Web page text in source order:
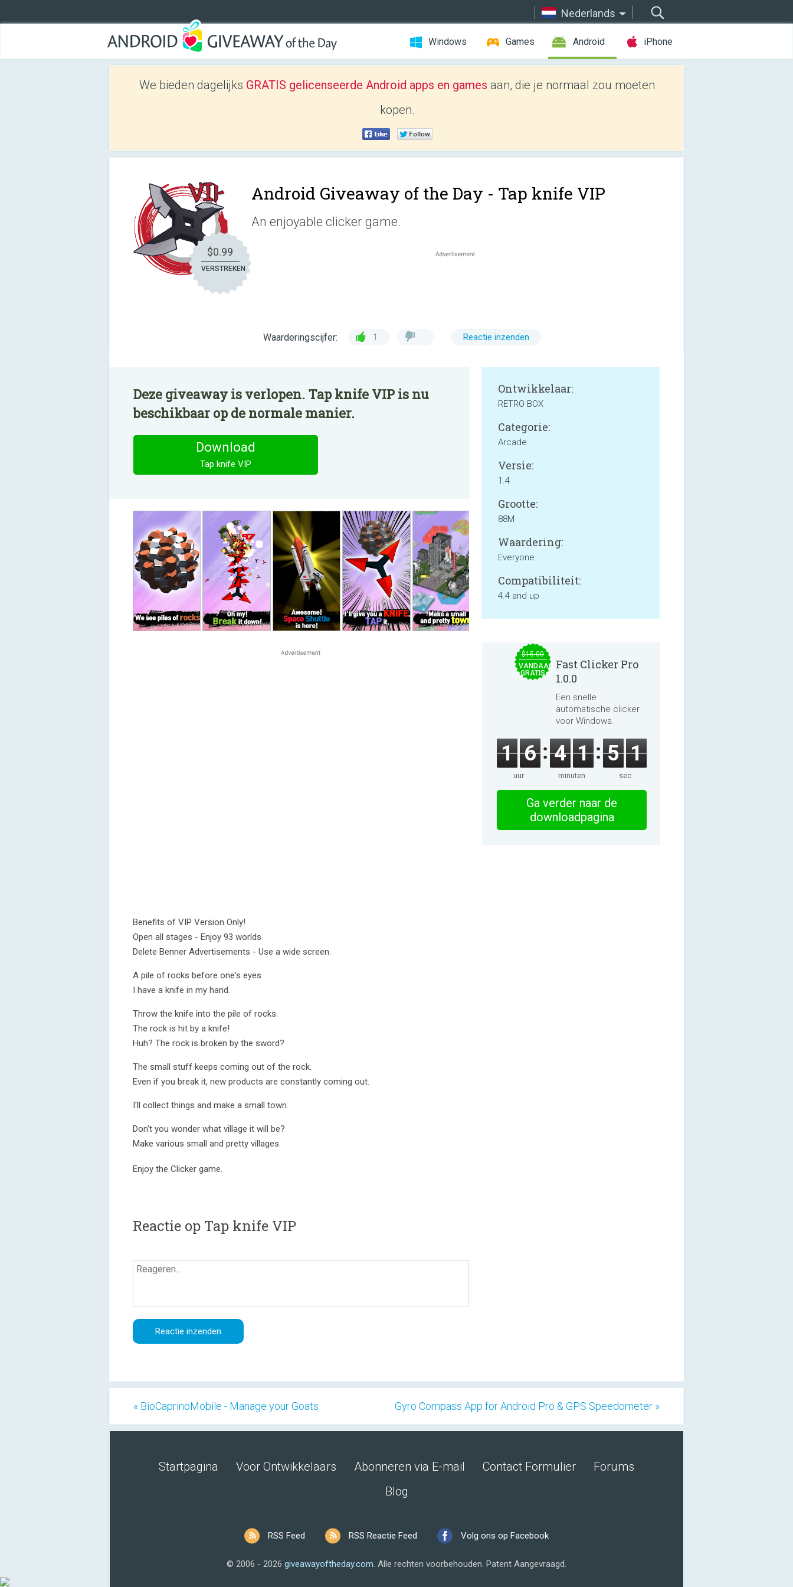
Nederlands
Windows Games Android iPhone
We bieden dagelijks GRATIS gelicenseerde Android apps en games aan, die je normaal zou moeten
kopen.
$0.99
VERSTREKEN
Android Giveaway of the Day - Tap knife VIP
An enjoyable clicker game.
Waarderingscijfer: 1 Reactie inzenden
Deze giveaway is verlopen. Tap knife VIP is nu
beschikbaar op de normale manier.
Download
Tap knife VIP
Benefits of VIP Version Only!
Open all stages - Enjoy 93 worlds
Delete Benner Advertisements - Use a wide screen.
A pile of rocks before one's eyes
I have a knife in my hand.
Throw the knife into the pile of rocks.
The rock is hit by a knife!
Huh? The rock is broken by the sword?
The small stuff keeps coming out of the rock.
Even if you break it, new products are constantly coming out.
I'll collect things and make a small town.
Don't you wonder what village it will be?
Make various small and pretty villages.
Enjoy the Clicker game.
Ontwikkelaar:
RETRO BOX
Categorie:
Arcade
Versie:
1.4
Grootte:
88M
Waardering:
Everyone
Compatibiliteit:
4.4 and up
Reactie op Tap knife VIP
$15.00
VANDAAG
GRATIS
Fast Clicker Pro
1.0.0
Een snelle
automatische clicker
voor Windows.
1 6
uur
4 1
minuten
5 1
sec
Ga verder naar de
downloadpagina
« BioCaprinoMobile - Manage your Goats Gyro Compass App for Android Pro & GPS Speedometer »
Startpagina Voor Ontwikkelaars Abonneren via E-mail Contact Formulier
Forums
Blog
RSS Feed RSS Reactie Feed Volg ons op Facebook
© 2006 - 2026 giveawayoftheday.com. Alle rechten voorbehouden. Patent Aangevraagd.